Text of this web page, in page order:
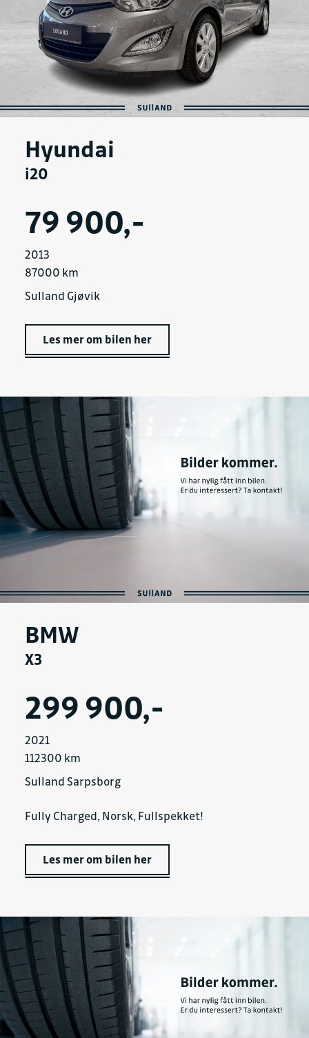
Hyundai
i20
79 900,-
2013
87000 km
Sulland Gjøvik
Les mer om bilen her
BMW
X3
299 900,-
2021
112300 km
Sulland Sarpsborg
Fully Charged, Norsk, Fullspekket!
Les mer om bilen her